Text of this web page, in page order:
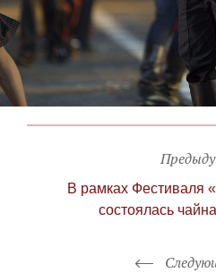
В рамках Фестиваля
состоялась